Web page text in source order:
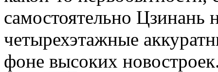
самостоятельно Цзинань
четырехэтажные
фоне высоких